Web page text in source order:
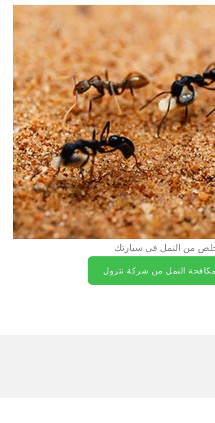
من النمل في سيارتك
النمل من شركة نترول